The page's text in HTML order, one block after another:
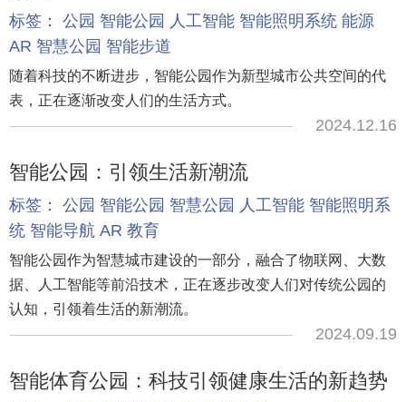
标签： 公园 智能公园 人工智能 智能照明系统 能源
AR 智慧公园 智能步道
随着科技的不断进步，智能公园作为新型城市公共空间的代
表，正在逐渐改变人们的生活方式。
2024.12.16
智能公园：引领生活新潮流
标签： 公园 智能公园 智慧公园 人工智能 智能照明系
统 智能导航 AR 教育
智能公园作为智慧城市建设的一部分，融合了物联网、大数
据、人工智能等前沿技术，正在逐步改变人们对传统公园的
认知，引领着生活的新潮流。
2024.09.19
智能体育公园：科技引领健康生活的新趋势